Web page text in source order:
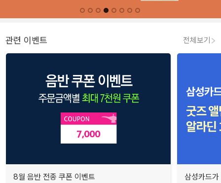
관련 이벤트 전체보기
8월 음반 전종 쿠폰 이벤트 삼성카드